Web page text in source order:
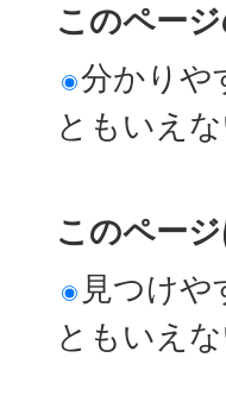
このペー
分かりや
ともいえ
このペー
見つけや
ともいえ